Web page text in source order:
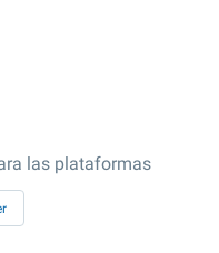
las plataformas